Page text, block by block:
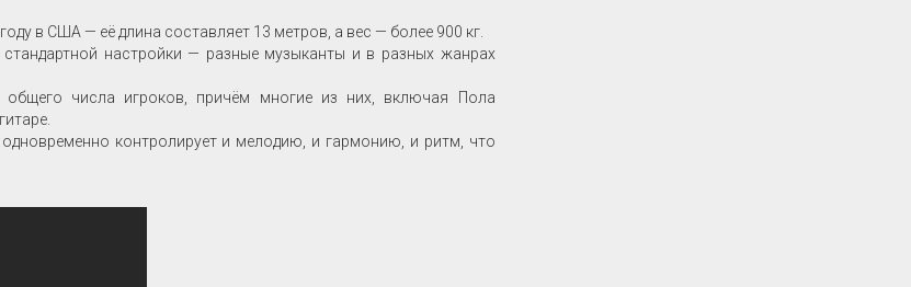
в США — её длина составляет 13 метров, а вес — более 900 кг.
настройки — разные музыканты и в разных жанрах
числа игроков, причём многие из них, включая Пола
контролирует и мелодию, и гармонию, и ритм, что